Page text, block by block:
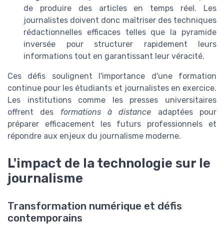
de produire des articles en temps réel. Les
journalistes doivent donc maîtriser des techniques
rédactionnelles efficaces telles que la pyramide
inversée pour structurer rapidement leurs
informations tout en garantissant leur véracité.
Ces défis soulignent l'importance d'une formation
continue pour les étudiants et journalistes en exercice.
Les institutions comme les presses universitaires
offrent des formations à distance adaptées pour
préparer efficacement les futurs professionnels et
répondre aux enjeux du journalisme moderne.
L'impact de la technologie sur le
journalisme
Transformation numérique et défis
contemporains